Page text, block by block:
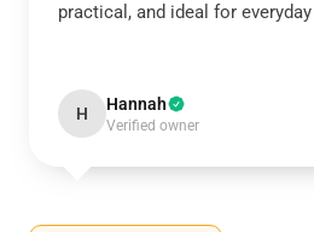
practical, and ideal for
H Hannah
Verified owner